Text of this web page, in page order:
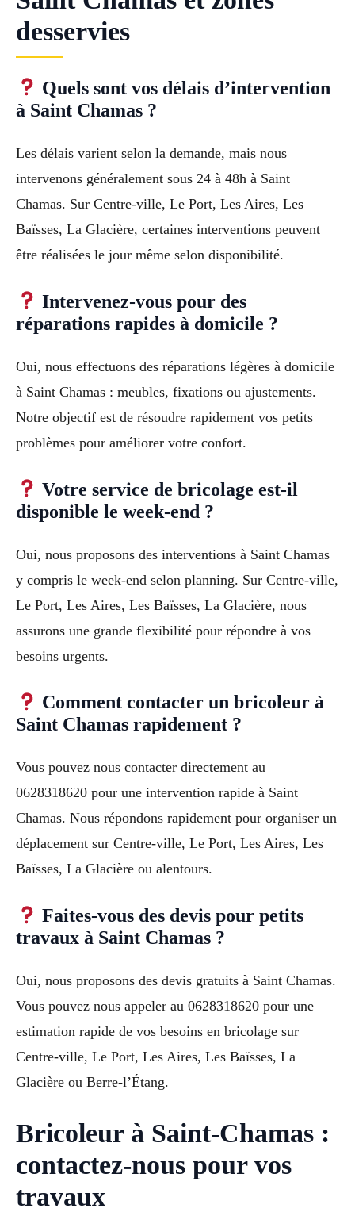
desservies
Quels sont vos délais d’intervention
à Saint Chamas ?
Les délais varient selon la demande, mais nous
intervenons généralement sous 24 à 48h à Saint
Chamas. Sur Centre-ville, Le Port, Les Aires, Les
Baïsses, La Glacière, certaines interventions peuvent
être réalisées le jour même selon disponibilité.
Intervenez-vous pour des
réparations rapides à domicile ?
Oui, nous effectuons des réparations légères à domicile
à Saint Chamas : meubles, fixations ou ajustements.
Notre objectif est de résoudre rapidement vos petits
problèmes pour améliorer votre confort.
Votre service de bricolage est-il
disponible le week-end ?
Oui, nous proposons des interventions à Saint Chamas
y compris le week-end selon planning. Sur Centre-ville,
Le Port, Les Aires, Les Baïsses, La Glacière, nous
assurons une grande flexibilité pour répondre à vos
besoins urgents.
Comment contacter un bricoleur à
Saint Chamas rapidement ?
Vous pouvez nous contacter directement au
0628318620 pour une intervention rapide à Saint
Chamas. Nous répondons rapidement pour organiser un
déplacement sur Centre-ville, Le Port, Les Aires, Les
Baïsses, La Glacière ou alentours.
Faites-vous des devis pour petits
travaux à Saint Chamas ?
Oui, nous proposons des devis gratuits à Saint Chamas.
Vous pouvez nous appeler au 0628318620 pour une
estimation rapide de vos besoins en bricolage sur
Centre-ville, Le Port, Les Aires, Les Baïsses, La
Glacière ou Berre-l’Étang.
Bricoleur à Saint-Chamas :
contactez-nous pour vos
travaux